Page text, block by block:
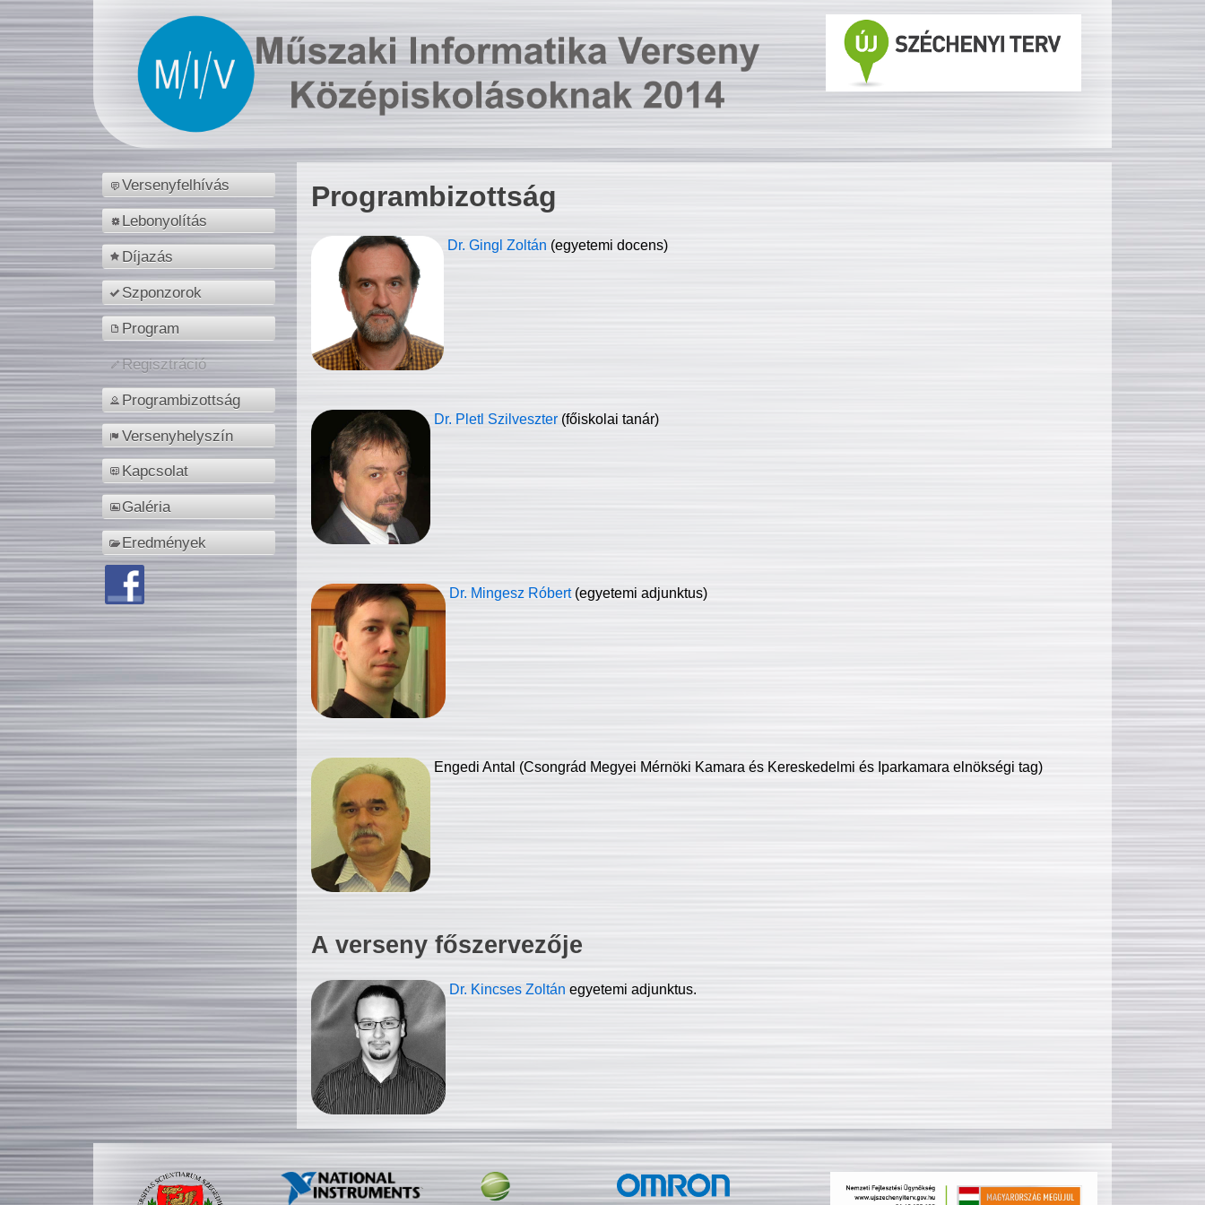
Versenyfelhívás
Lebonyolítás
Díjazás
Szponzorok
Program
Regisztráció
Programbizottság
Versenyhelyszín
Kapcsolat
Galéria
Eredmények
Programbizottság
Dr. Gingl Zoltán (egyetemi docens)
Dr. Pletl Szilveszter (főiskolai tanár)
Dr. Mingesz Róbert (egyetemi adjunktus)
Engedi Antal (Csongrád Megyei Mérnöki Kamara és Kereskedelmi és Iparkamara elnökségi tag)
A verseny főszervezője
Dr. Kincses Zoltán egyetemi adjunktus.